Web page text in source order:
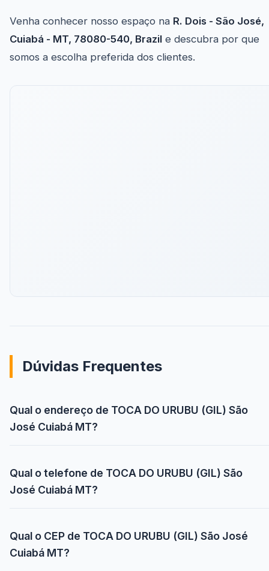
Venha conhecer nosso espaço na R. Dois - São José,
Cuiabá - MT, 78080-540, Brazil e descubra por que
somos a escolha preferida dos clientes.
Dúvidas Frequentes
Qual o endereço de TOCA DO URUBU (GIL) São
José Cuiabá MT?
Qual o telefone de TOCA DO URUBU (GIL) São
José Cuiabá MT?
Qual o CEP de TOCA DO URUBU (GIL) São José
Cuiabá MT?